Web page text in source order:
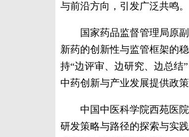
与前沿方向，引发广泛共鸣。
国家药品监督管理局原副
新药的创新性与监管框架的
持“边评审、边研究、边总结
中药创新与产业发展提供政策
中国中医科学院西苑医院
研发策略与路径的探索与实